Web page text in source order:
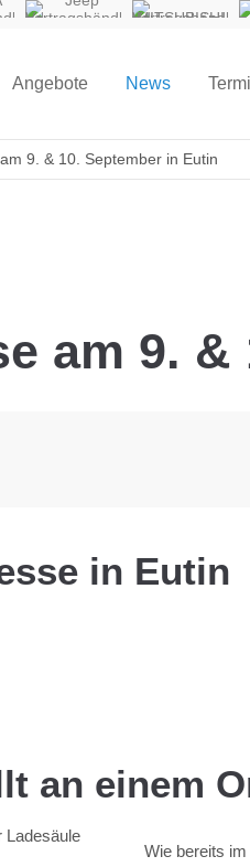
Jeep
MITSUBISHI
Angebote News
9. & 10. September in Eutin
am 9.
in Eutin
an einem
Wie bereits